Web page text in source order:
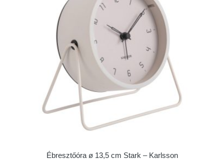
Ébresztőóra ø 13,5 cm Stark – Karlsson